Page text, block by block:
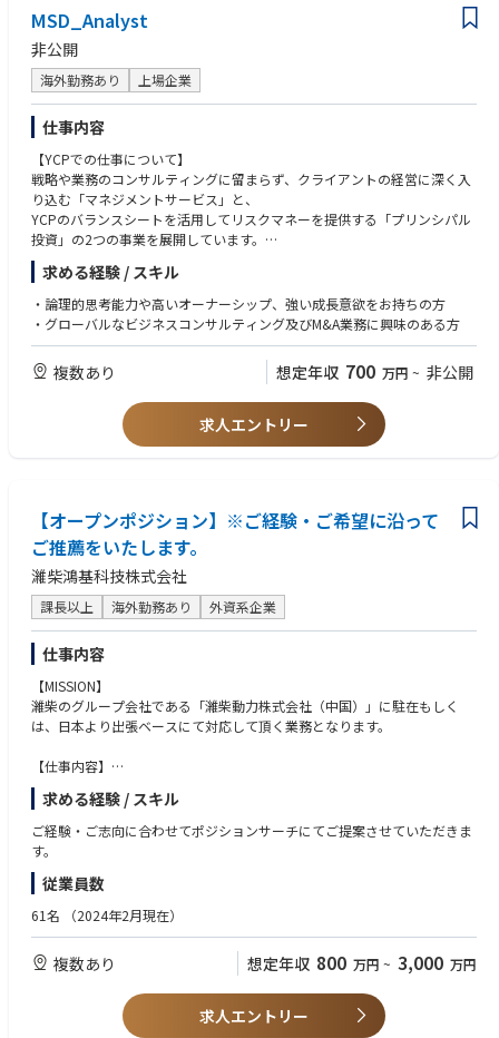
MSD_Analyst
非公開
海外勤務あり 上場企業
仕事内容
【YCPでの仕事について】
戦略や業務のコンサルティングに留まらず、クライアントの経営に深く入
り込む「マネジメントサービス」と、
YCPのバランスシートを活用してリスクマネーを提供する「プリンシパル
投資」の2つの事業を展開しています。
また直近では、「M&Aにおけるフィナンシャルアドバイザリー」、「グロ
ーバルなチームを活用したクロスリージョナルな案件」、「クライアント
の経営ポジションへの人材提供」にも注力し、様々なの経営経験を通じた
実践に強い人材の養成に注力しています。
《世界22拠点のグローバルネットワーク》
クライアント及び自社事業の海外展開を迅速に実現させるため、アジアを
中心にグローバル20都市に拠点を設置。また、グローバルな環境下で企業
価値創出に貢献できるプロ人材の育成に向けて、意欲のある若手社員に対
しては海外赴任の機会も積極的に提供しています。
・ クライアント/自社事業のマネジメントポジションへの参画
・ 新規事業/事業投資の提案・実行の機会
・ コンサルティング・M&Aの未経験者に対する研修制度
・ 英語での仕事に取り組むための語学研修制度
求める経験 / スキル
・論理的思考能力や高いオーナーシップ、強い成長意欲をお持ちの方
・グローバルなビジネスコンサルティング及びM&A業務に興味のある方
複数あり 想定年収 700 万円 ~ 非公開
求人エントリー
【オープンポジション】※ご経験・ご希望に沿って
ご推薦をいたします。
濰柴鴻基科技株式会社
課長以上 海外勤務あり 外資系企業
仕事内容
【MISSION】
濰柴のグループ会社である「濰柴動力株式会社（中国）」に駐在もしく
は、日本より出張ベースにて対応して頂く業務となります。
【仕事内容】
技術専門家として、製品研究開発、量産技術等領域に指導業務をご担当い
ただきます。
詳しい業務内容は面接を通じて決定致しますが、詳細に関しては担当まで
お問合せ下さい。
以下ご参考ください。
【一部ポジション】
No. 職種
1 完成車モジュール化エキスパート
2 油圧機器の生産技術エキスパート/油圧掘削機の生産技術エキスパート
4 燃料システム生産技術専門家
5 燃料システムの材料及び熱処理専門家
求める経験 / スキル
ご経験・ご志向に合わせてポジションサーチにてご提案させていただきま
す。
従業員数
61名 （2024年2月現在）
複数あり 想定年収 800 万円 ~ 3,000 万円
求人エントリー